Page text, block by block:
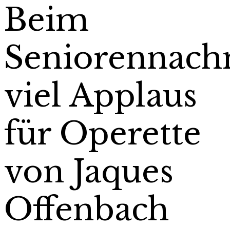
Beim
viel Applaus
für Operette
von Jaques
Offenbach